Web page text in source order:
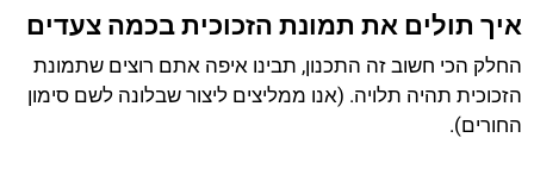
איך תולים את תמונת הזכוכית בכמה צעדים
החלק הכי חשוב זה התכנון, תבינו איפה אתם רוצים שתמונת
הזכוכית תהיה תלויה. (אנו ממליצים ליצור שבלונה לשם סימון
החורים).